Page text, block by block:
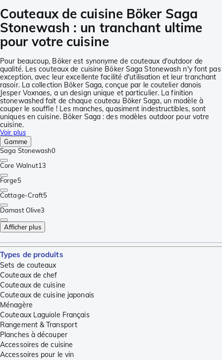
Couteaux de cuisine Böker Saga
Stonewash : un tranchant ultime
pour votre cuisine
Pour beaucoup, Böker est synonyme de couteaux d'outdoor de
qualité. Les couteaux de cuisine Böker Saga Stonewash n'y font pas
exception, avec leur excellente facilité d'utilisation et leur tranchant
rasoir. La collection Böker Saga, conçue par le coutelier danois
Jesper Voxnaes, a un design unique et particulier. La finition
stonewashed fait de chaque couteau Böker Saga, un modèle à
couper le souffle ! Les manches, quasiment indestructibles, sont
uniques en cuisine. Böker Saga : des modèles outdoor pour votre
cuisine.
Voir plus
Gamme
Saga Stonewash0
Core Walnut13
Forge5
Cottage-Craft5
Damast Olive3
Afficher plus
Types de produits
Sets de couteaux
Couteaux de chef
Couteaux de cuisine
Couteaux de cuisine japonais
Ménagère
Couteaux Laguiole Français
Rangement & Transport
Planches à découper
Accessoires de cuisine
Accessoires pour le vin